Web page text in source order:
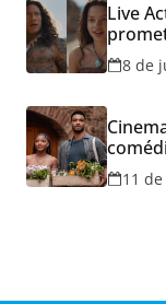
Live
8 de
hoje e
11